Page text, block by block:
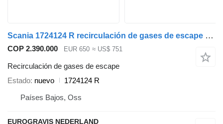
Scania 1724124 R recirculación de gases de escape para cabeza tractora
COP 2.390.000 EUR 650 ≈ US$ 751
Recirculación de gases de escape
Estado nuevo
1724124 R
Países Bajos, Oss
EUROGRAVIS NEDERLAND